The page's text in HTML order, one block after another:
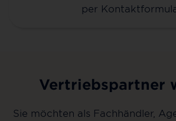
per
Vertriebspartner
Sie möchten als Fachhändler,